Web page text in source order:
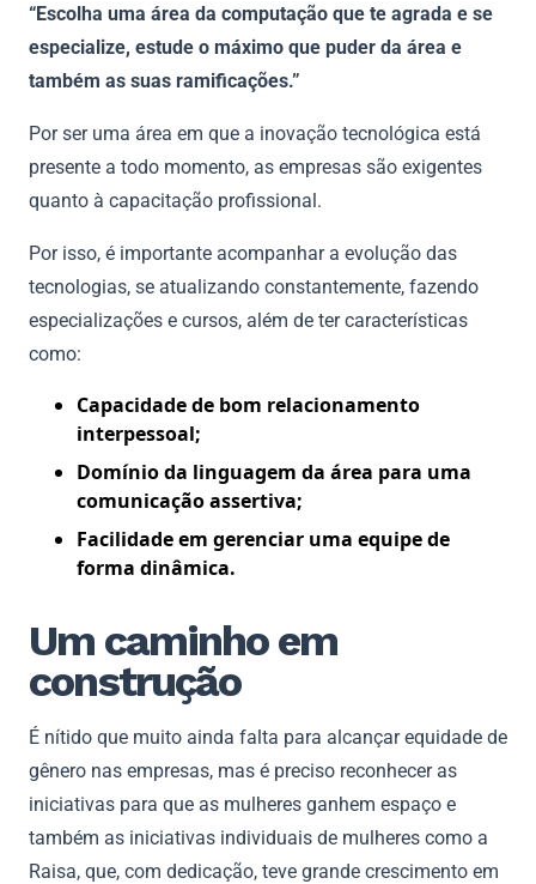
“Escolha uma área da computação que te agrada e se
especialize, estude o máximo que puder da área e
também as suas ramificações.”
Por ser uma área em que a inovação tecnológica está
presente a todo momento, as empresas são exigentes
quanto à capacitação profissional.
Por isso, é importante acompanhar a evolução das
tecnologias, se atualizando constantemente, fazendo
especializações e cursos, além de ter características
como:
Capacidade de bom relacionamento
interpessoal;
Domínio da linguagem da área para uma
comunicação assertiva;
Facilidade em gerenciar uma equipe de
forma dinâmica.
Um caminho em
construção
É nítido que muito ainda falta para alcançar equidade de
gênero nas empresas, mas é preciso reconhecer as
iniciativas para que as mulheres ganhem espaço e
também as iniciativas individuais de mulheres como a
Raisa, que, com dedicação, teve grande crescimento em